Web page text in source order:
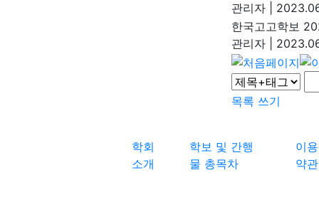
관리자
한국고고학보
관리자
목록 쓰기
학회
소개
학보 및 간행
물 총목차
이용
약관